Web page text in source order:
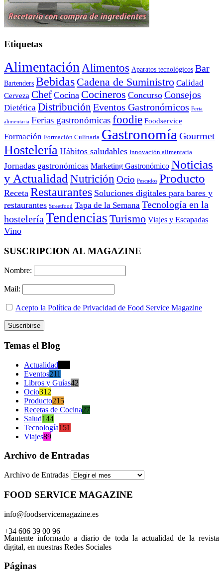
Etiquetas
Alimentación Alimentos Aparatos tecnológicos Bar
Bartenders Bebidas Cadena de Suministro Calidad
Cerveza Chef Cocina Cocineros Concurso Consejos
Dietética Distribución Eventos Gastronómicos Feria
alimentaria Ferias gastronómicasfoodie Foodservice
Formación Formación Culinaria Gastronomía Gourmet
Hostelería Hábitos saludables Innovación alimentaria
Jornadas gastronómicas Marketing Gastronómico Noticias
y Actualidad Nutrición Ocio Pescados Producto
Receta Restaurantes Soluciones digitales para bares y
restaurantes Streetfood Tapa de la Semana Tecnología en la
hostelería Tendencias Turismo Viajes y Escapadas
Vino
SUSCRIPCION AL MAGAZINE
Nombre:
Mail:
Acepto la Política de Privacidad de Food Service Magazine
Temas el Blog
Actualidad
Eventos211
Libros y Guías42
Ocio312
Producto215
Recetas de Cocina27
Salud144
Tecnología151
Viajes89
Archivo de Entradas
Archivo de Entradas
FOOD SERVICE MAGAZINE
info@foodservicemagazine.es
+34 606 39 00 96
Mantente informado a diario de toda la actualidad de la revista
digital, en nuestras Redes Sociales
Páginas